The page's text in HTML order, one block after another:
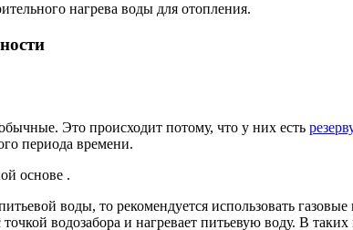
нагрева воды для отопления.
Это происходит потому, что у них есть
периода времени.
основе .
воды, то рекомендуется использовать
водозабора и нагревает питьевую воду. В